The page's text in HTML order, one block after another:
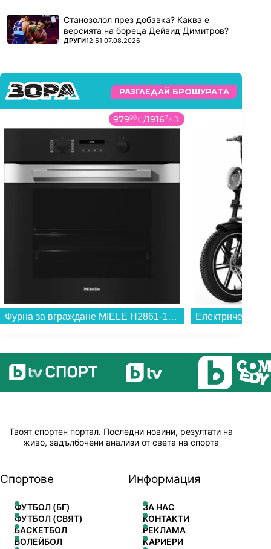
Станозолол през добавка? Каква е
версията на бореца Дейвид Димитров?
ПОВЕЧЕ ОТ
ДРУГИ12:51 07.08.2026
РАЗГЛЕДАЙ БРОШУРАТА
97999€/19167лв.
Фурна за вграждане MIELE H2861-1B D EDST/CLST 125 Edition , 76 , А+ , Електронно...
Твоят спортен портал. Последни новини, резултати на
живо, задълбочени анализи от света на спорта
Спортове
ФУТБОЛ (БГ)
ФУТБОЛ (СВЯТ)
БАСКЕТБОЛ
ВОЛЕЙБОЛ
Информация
ЗА НАС
КОНТАКТИ
РЕКЛАМА
КАРИЕРИ